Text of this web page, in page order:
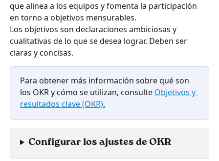
que alinea a los equipos y fomenta la participación
en torno a objetivos mensurables.
Los objetivos son declaraciones ambiciosas y
cualitativas de lo que se desea lograr. Deben ser
claras y concisas.
Para obtener más información sobre qué son
los OKR y cómo se utilizan, consulte Objetivos y
resultados clave (OKR).
Configurar los ajustes de OKR